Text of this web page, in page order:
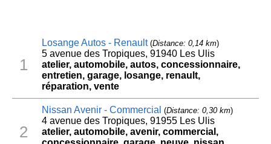
1
Losange Autos - Renault(Distance: 0,14 km)
5 avenue des Tropiques, 91940 Les Ulis
atelier, automobile, autos, concessionnaire,
entretien, garage, losange, renault,
réparation, vente
2
Nissan Avenir - Commercial (Distance: 0,30 km)
4 avenue des Tropiques, 91955 Les Ulis
atelier, automobile, avenir, commercial,